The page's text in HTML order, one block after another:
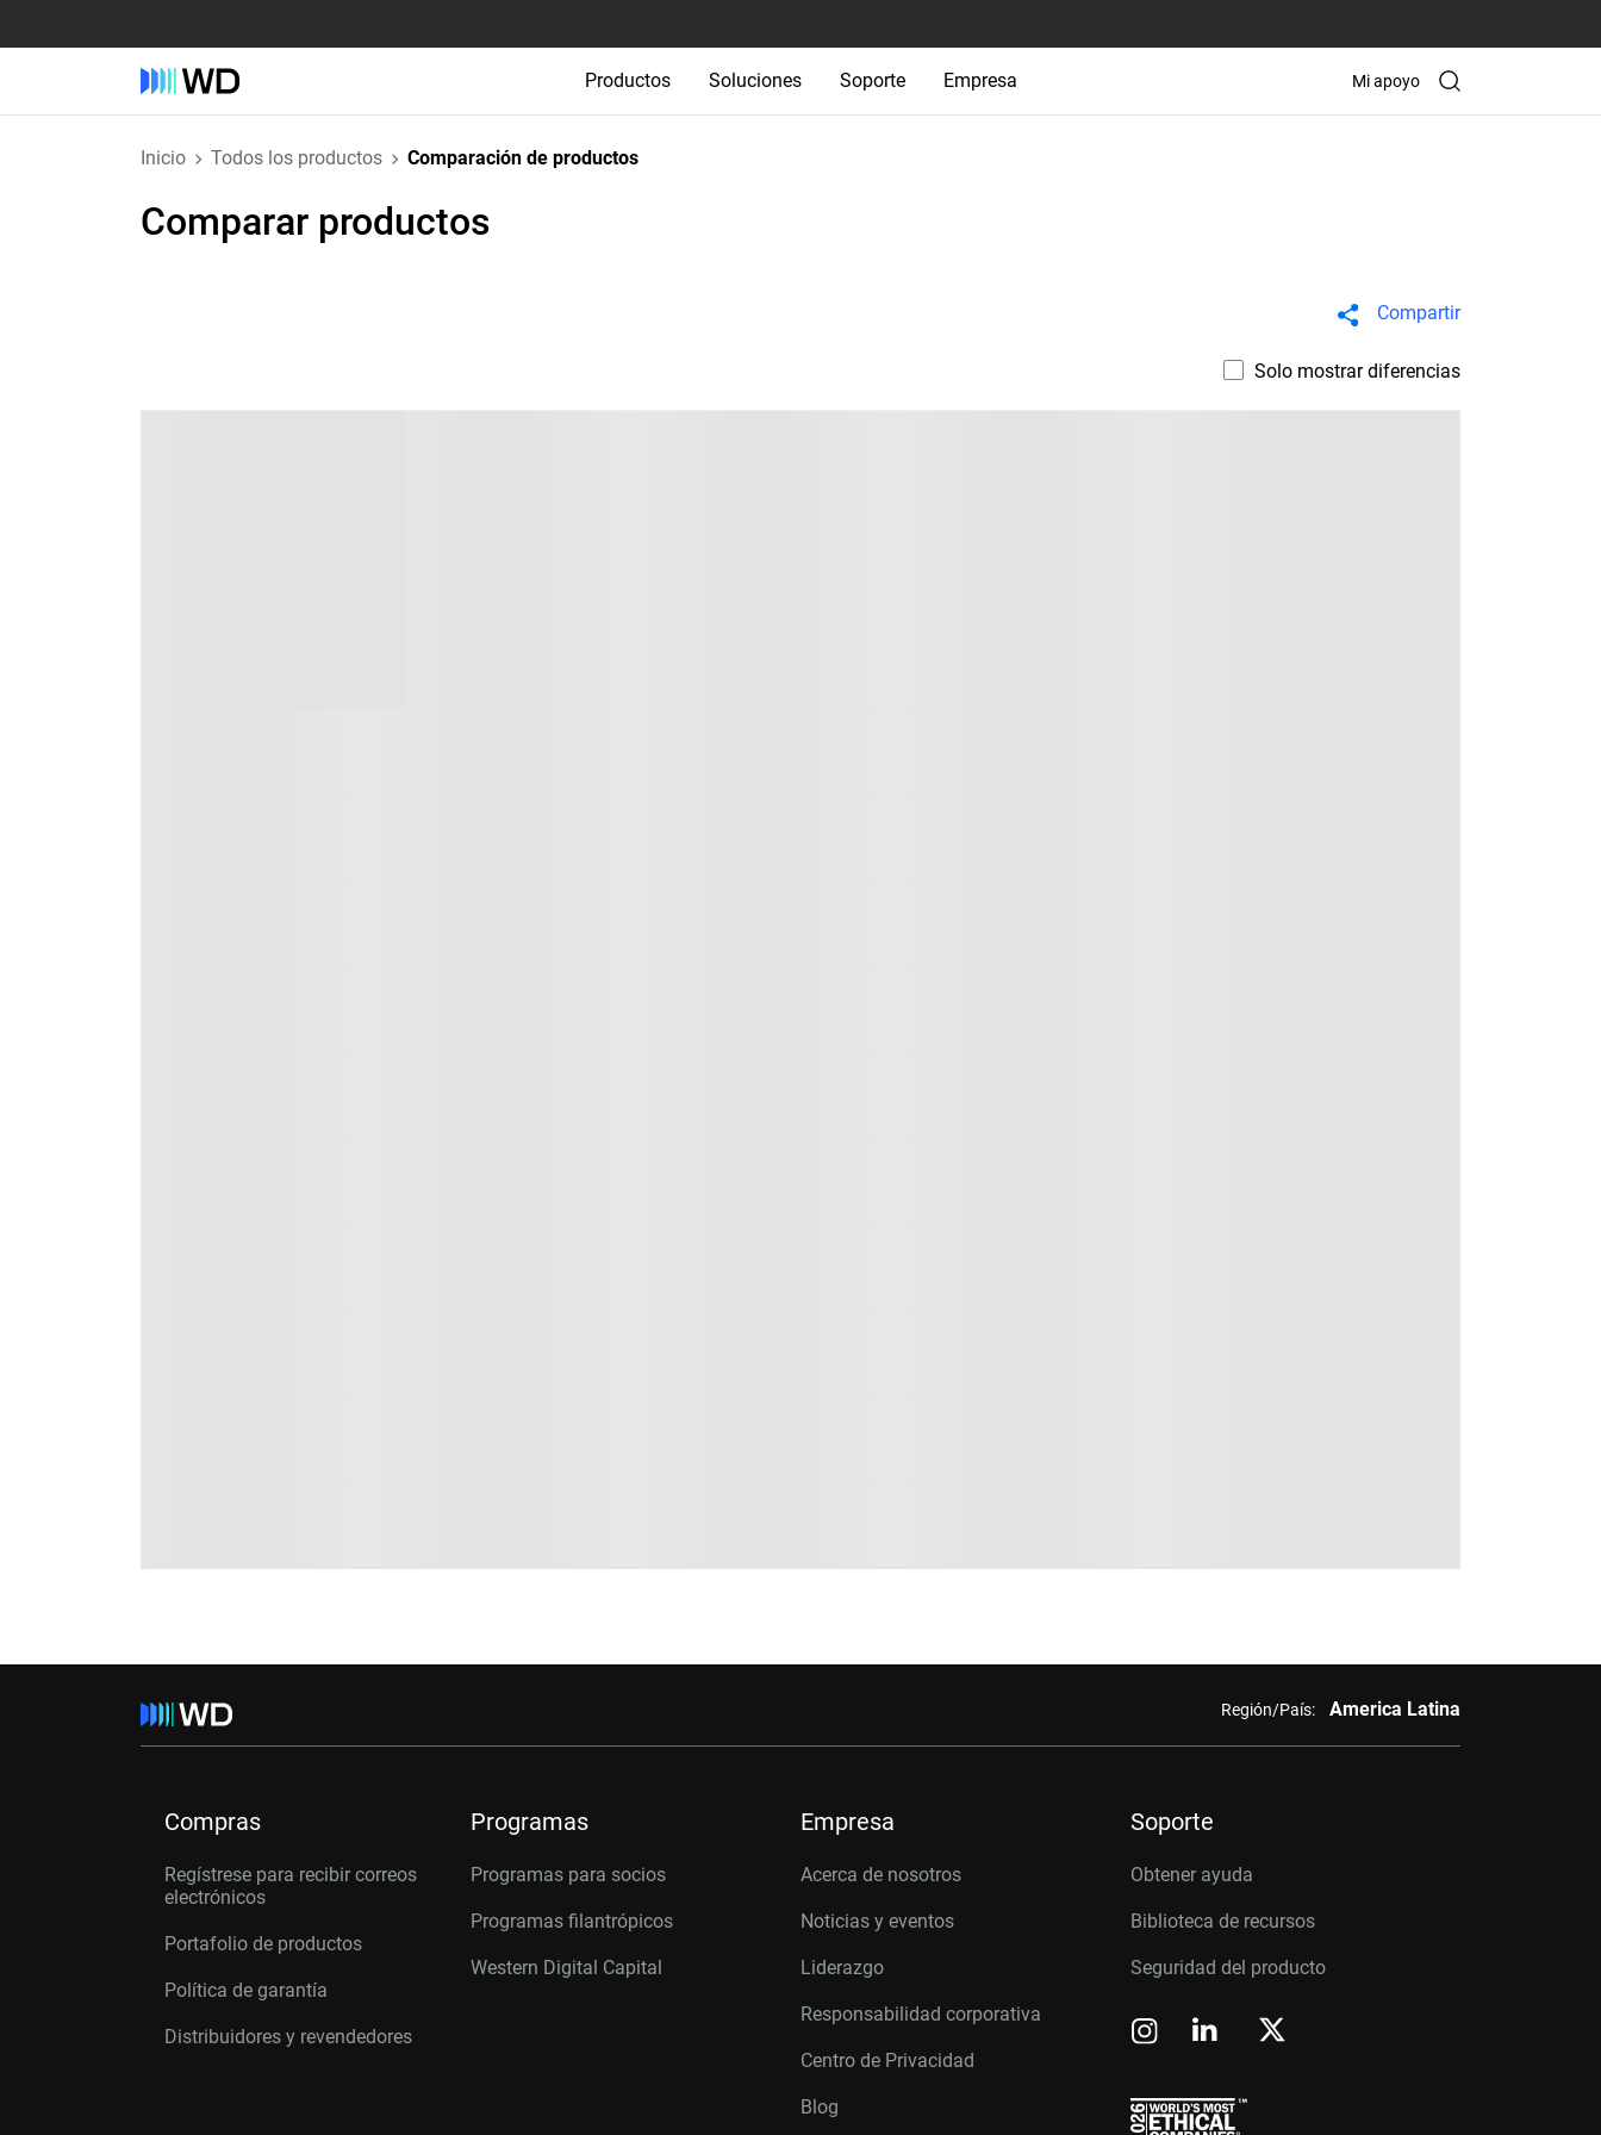
Productos Soluciones Soporte Empresa Mi apoyo
Inicio Todos los productos Comparación de productos
Comparar productos
Compartir
Solo mostrar diferencias
Región/País: America Latina
Compras
Regístrese para recibir correos
electrónicos
Portafolio de productos
Política de garantía
Distribuidores y revendedores
Programas
Programas para socios
Programas filantrópicos
Western Digital Capital
Empresa
Acerca de nosotros
Noticias y eventos
Liderazgo
Responsabilidad corporativa
Centro de Privacidad
Blog
Soporte
Obtener ayuda
Biblioteca de recursos
Seguridad del producto